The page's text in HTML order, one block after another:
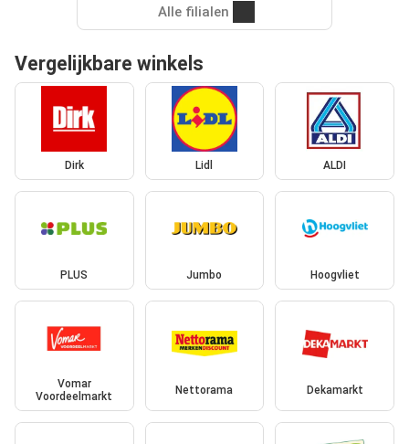
Alle filialen
Vergelijkbare winkels
Dirk Lidl ALDI
PLUS Jumbo Hoogvliet
Vomar
Voordeelmarkt
Nettorama Dekamarkt